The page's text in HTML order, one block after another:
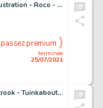
Torres, Daniel - Original illustration - Roco - Triton - (1983)
terminée
25/07/2021
passez premium
Vader & Zoon - Originele strook - Tuinkabouter - (1970)